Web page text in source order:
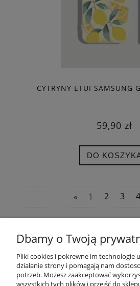
CYTRYNY ETUI SAMSUNG
59,90 zł
DO
« 1 2 3 4
OPINIE
Dbamy o Twoją
Pliki cookies i pokrewne im technologie
działanie strony i pomagają nam
potrzeb. Możesz zaakceptować
wszystkich tych plików i przejść do